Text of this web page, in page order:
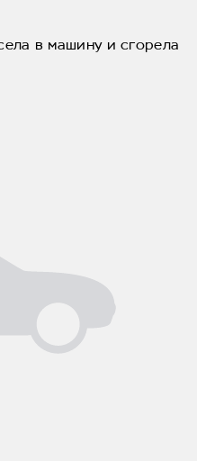
в машину и сгорела